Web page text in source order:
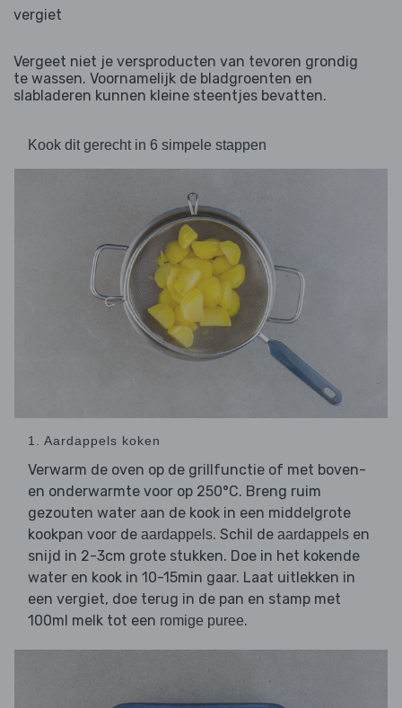
vergiet
Vergeet niet je versproducten van tevoren grondig
te wassen. Voornamelijk de bladgroenten en
slabladeren kunnen kleine steentjes bevatten.
Kook dit gerecht in 6 simpele stappen
1. Aardappels koken
Verwarm de oven op de grillfunctie of met boven-
en onderwarmte voor op 250°C. Breng ruim
gezouten water aan de kook in een middelgrote
kookpan voor de aardappels. Schil de aardappels en
snijd in 2-3cm grote stukken. Doe in het kokende
water en kook in 10-15min gaar. Laat uitlekken in
een vergiet, doe terug in de pan en stamp met
100ml melk tot een romige puree.